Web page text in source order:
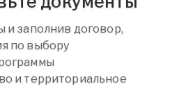
и заполнив договор,
по выбору
и территориальное